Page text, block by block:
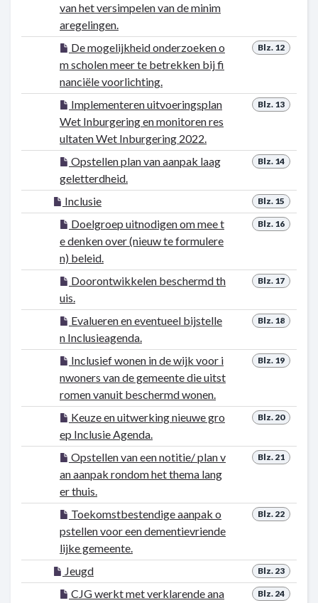
van het versimpelen van de minim
aregelingen.
Blz. 12
De mogelijkheid onderzoeken o
m scholen meer te betrekken bij fi
nanciële voorlichting.
Blz. 13
Implementeren uitvoeringsplan
Wet Inburgering en monitoren res
ultaten Wet Inburgering 2022.
Blz. 14
Opstellen plan van aanpak laag
geletterdheid.
Blz. 15
Inclusie
Blz. 16
Doelgroep uitnodigen om mee t
e denken over (nieuw te formulere
n) beleid.
Blz. 17
Doorontwikkelen beschermd th
uis.
Blz. 18
Evalueren en eventueel bijstelle
n Inclusieagenda.
Blz. 19
Inclusief wonen in de wijk voor i
nwoners van de gemeente die uitst
romen vanuit beschermd wonen.
Blz. 20
Keuze en uitwerking nieuwe gro
ep Inclusie Agenda.
Blz. 21
Opstellen van een notitie/ plan v
an aanpak rondom het thema lang
er thuis.
Blz. 22
Toekomstbestendige aanpak o
pstellen voor een dementievriende
lijke gemeente.
Blz. 23
Jeugd
Blz. 24
CJG werkt met verklarende ana